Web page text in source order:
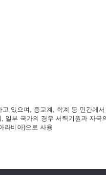
있으며, 종교계, 학계 등 민간에서
일부 국가의 경우 서력기원과 자국
라비아)으로 사용